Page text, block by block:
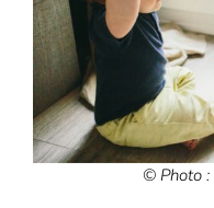
© Photo :